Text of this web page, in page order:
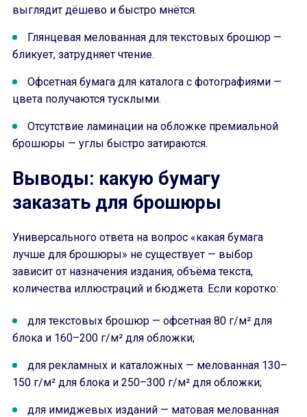
выглядит дёшево и быстро мнётся.
Глянцевая мелованная для текстовых брошюр —
бликует, затрудняет чтение.
Офсетная бумага для каталога с фотографиями —
цвета получаются тусклыми.
Отсутствие ламинации на обложке премиальной
брошюры — углы быстро затираются.
Выводы: какую бумагу
заказать для брошюры
Универсального ответа на вопрос «какая бумага
лучше для брошюры» не существует — выбор
зависит от назначения издания, объёма текста,
количества иллюстраций и бюджета. Если коротко:
для текстовых брошюр — офсетная 80 г/м² для
блока и 160–200 г/м² для обложки;
для рекламных и каталожных — мелованная 130–
150 г/м² для блока и 250–300 г/м² для обложки;
для имиджевых изданий — матовая мелованная